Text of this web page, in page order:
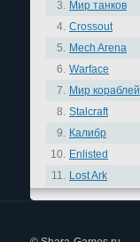
3. Мир танков
4. Crossout
5. Mech Arena
6. Warface
7. Мир кораблей
8. Stalcraft
9. Калибр
10. Enlisted
11. Lost Ark